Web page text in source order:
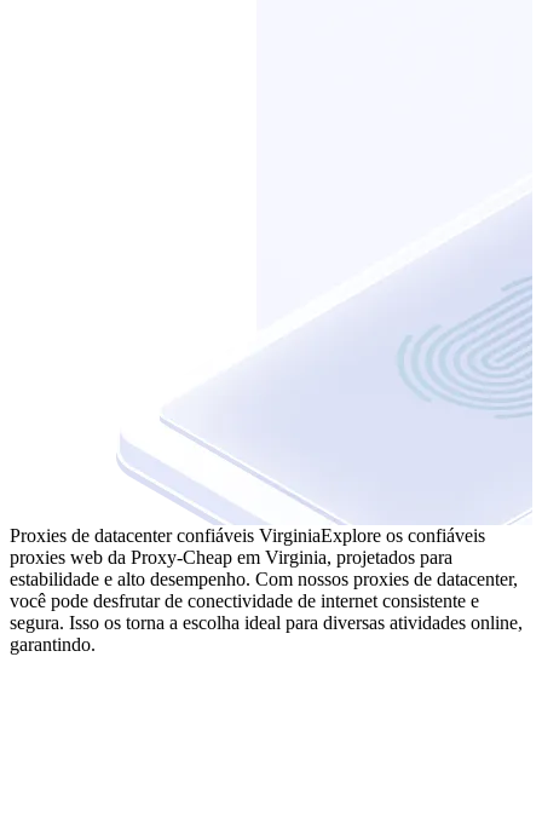
Proxies de datacenter confiáveis VirginiaExplore os confiáveis
proxies web da Proxy-Cheap em Virginia, projetados para
estabilidade e alto desempenho. Com nossos proxies de datacenter,
você pode desfrutar de conectividade de internet consistente e
segura. Isso os torna a escolha ideal para diversas atividades online,
garantindo.